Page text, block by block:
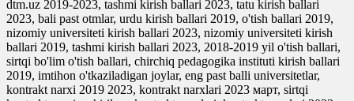
dtm.uz 2019-2023, tashmi kirish ballari 2023, tatu kirish ballari
2023, bali past otmlar, urdu kirish ballari 2019, o'tish ballari 2019,
nizomiy universiteti kirish ballari 2023, nizomiy universiteti kirish
ballari 2019, tashmi kirish ballari 2023, 2018-2019 yil o'tish ballari,
sirtqi bo'lim o'tish ballari, chirchiq pedagogika instituti kirish ballari
2019, imtihon o'tkaziladigan joylar, eng past balli universitetlar,
kontrakt narxi 2019 2023, kontrakt narxlari 2023 март, sirtqi